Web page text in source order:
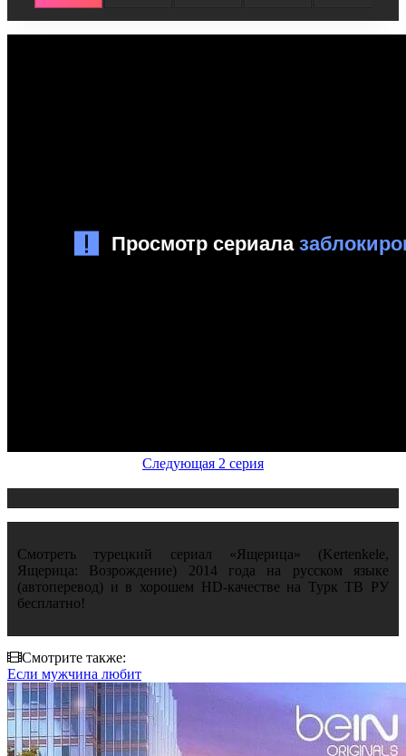
Следующая 2 серия
Смотреть турецкий сериал «Ящерица» (Kertenkele,
Ящерица: Возрождение) 2014 года на русском языке
(автоперевод) и в хорошем HD-качестве на Турк ТВ РУ
бесплатно!
Смотрите также:
Если мужчина любит